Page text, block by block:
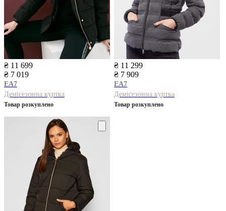
₴ 11 699
₴ 7 019
EA7
Демісезонна куртка
Товар розкуплено
₴ 11 299
₴ 7 909
EA7
Демісезонна куртка
Товар розкуплено